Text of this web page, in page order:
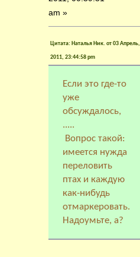
am »
Цитата: Наталья Ник. от 03 Апрель,
2011, 23:44:58 pm
Если это где-то
уже
обсуждалось,
.....
Вопрос такой:
имеется нужда
переловить
птах и каждую
как-нибудь
отмаркеровать.
Надоумьте, а?